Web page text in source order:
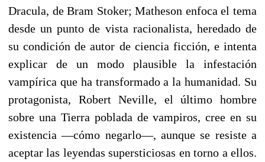
Dracula, de Bram Stoker; Matheson enfoca el tema
desde un punto de vista racionalista, heredado de
su condición de autor de ciencia ficción, e intenta
explicar de un modo plausible la infestación
vampírica que ha transformado a la humanidad. Su
protagonista, Robert Neville, el último hombre
sobre una Tierra poblada de vampiros, cree en su
existencia —cómo negarlo—, aunque se resiste a
aceptar las leyendas supersticiosas en torno a ellos.